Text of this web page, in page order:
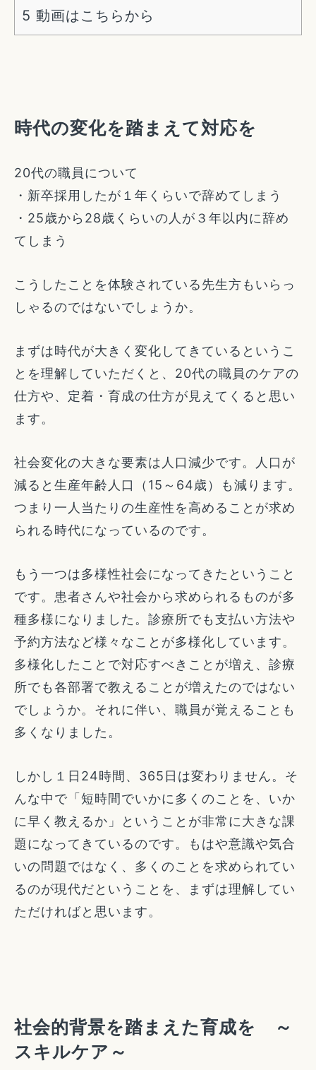
5 動画はこちらから
時代の変化を踏まえて対応を
20代の職員について
・新卒採用したが１年くらいで辞めてしまう
・25歳から28歳くらいの人が３年以内に辞め
てしまう
こうしたことを体験されている先生方もいらっ
しゃるのではないでしょうか。
まずは時代が大きく変化してきているというこ
とを理解していただくと、20代の職員のケアの
仕方や、定着・育成の仕方が見えてくると思い
ます。
社会変化の大きな要素は人口減少です。人口が
減ると生産年齢人口（15～64歳）も減ります。
つまり一人当たりの生産性を高めることが求め
られる時代になっているのです。
もう一つは多様性社会になってきたということ
です。患者さんや社会から求められるものが多
種多様になりました。診療所でも支払い方法や
予約方法など様々なことが多様化しています。
多様化したことで対応すべきことが増え、診療
所でも各部署で教えることが増えたのではない
でしょうか。それに伴い、職員が覚えることも
多くなりました。
しかし１日24時間、365日は変わりません。そ
んな中で「短時間でいかに多くのことを、いか
に早く教えるか」ということが非常に大きな課
題になってきているのです。もはや意識や気合
いの問題ではなく、多くのことを求められてい
るのが現代だということを、まずは理解してい
ただければと思います。
社会的背景を踏まえた育成を ～
スキルケア～